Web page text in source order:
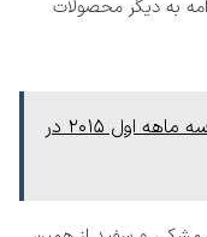
به دیگر محصولات
بازار گجت های پوشیدنی طی سه ماهه اول ۲۰۱۵ در